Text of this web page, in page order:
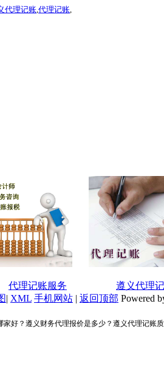
代理记账 代理记账
代理记账服务
遵义代理
| XML 手机网站 | 返回顶部 Powered
好？遵义财务代理报价是多少？遵义代理记